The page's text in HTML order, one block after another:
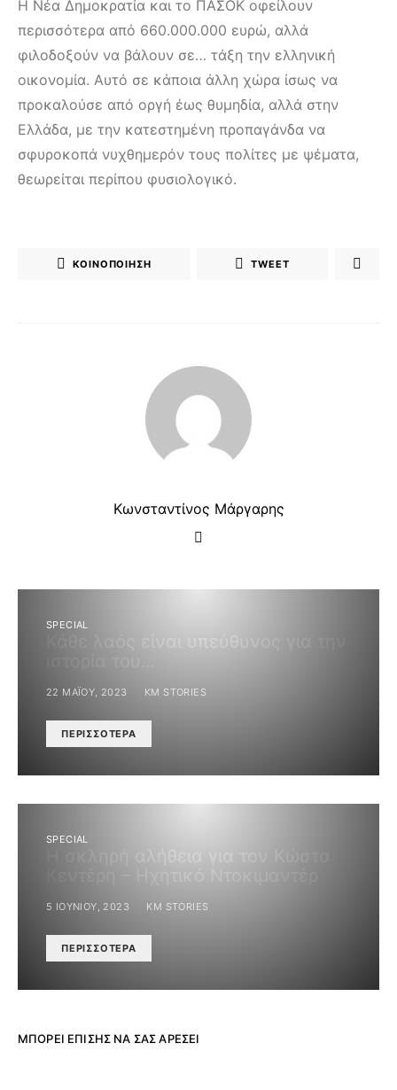
Η Νέα Δημοκρατία και το ΠΑΣΟΚ οφείλουν
περισσότερα από 660.000.000 ευρώ, αλλά
φιλοδοξούν να βάλουν σε… τάξη την ελληνική
οικονομία. Αυτό σε κάποια άλλη χώρα ίσως να
προκαλούσε από οργή έως θυμηδία, αλλά στην
Ελλάδα, με την κατεστημένη προπαγάνδα να
σφυροκοπά νυχθημερόν τους πολίτες με ψέματα,
θεωρείται περίπου φυσιολογικό.
ΚΟΙΝΟΠΟΊΗΣΗ TWEET
Κωνσταντίνος Μάργαρης
SPECIAL
Κάθε λαός είναι υπεύθυνος για την
22 ΜΑΪ́ΟΥ, 2023 KM STORIES
ΠΕΡΙΣΣΌΤΕΡΑ
SPECIAL
Η σκληρή αλήθεια για τον Κώστα
Κεντέρη – Ηχητικό Ντοκιμαντέρ
5 ΙΟΥΝΊΟΥ, 2023 KM STORIES
ΠΕΡΙΣΣΌΤΕΡΑ
ΜΠΟΡΕΊ ΕΠΊΣΗΣ ΝΑ ΣΑΣ ΑΡΈΣΕΙ